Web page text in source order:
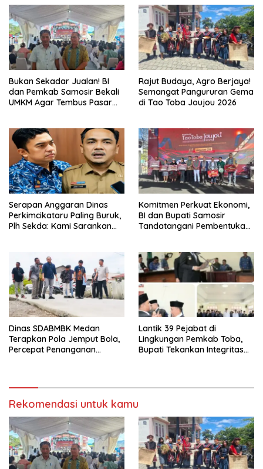
Bukan Sekadar Jualan! BI
dan Pemkab Samosir Bekali
UMKM Agar Tembus Pasar
Rajut Budaya, Agro Berjaya!
Semangat Pangururan Gema
di Tao Toba Joujou 2026
Serapan Anggaran Dinas
Perkimcikataru Paling Buruk,
Plh Sekda: Kami Sarankan
Komitmen Perkuat Ekonomi,
BI dan Bupati Samosir
Tandatangani Pembentukan
Dinas SDABMBK Medan
Terapkan Pola Jemput Bola,
Percepat Penanganan
Lantik 39 Pejabat di
Lingkungan Pemkab Toba,
Bupati Tekankan Integritas
Rekomendasi untuk kamu